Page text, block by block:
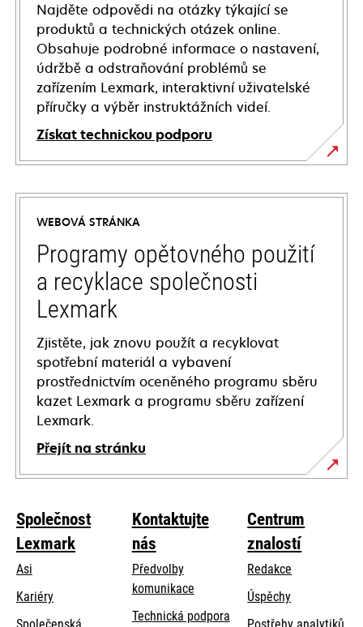
Najděte odpovědi na otázky týkající se
produktů a technických otázek online.
Obsahuje podrobné informace o nastavení,
údržbě a odstraňování problémů se
zařízením Lexmark, interaktivní uživatelské
příručky a výběr instruktážních videí.
Získat technickou podporu
opens
in
new
tab
WEBOVÁ STRÁNKA
Programy opětovného použití
a recyklace společnosti
Lexmark
Zjistěte, jak znovu použít a recyklovat
spotřební materiál a vybavení
prostřednictvím oceněného programu sběru
kazet Lexmark a programu sběru zařízení
Lexmark.
Přejít na stránku
Společnost
Lexmark
Asi
Kariéry
Kontaktujte
nás
Předvolby
komunikace
Technická podporaopens
Centrum
znalostí
Redakce
Úspěchy